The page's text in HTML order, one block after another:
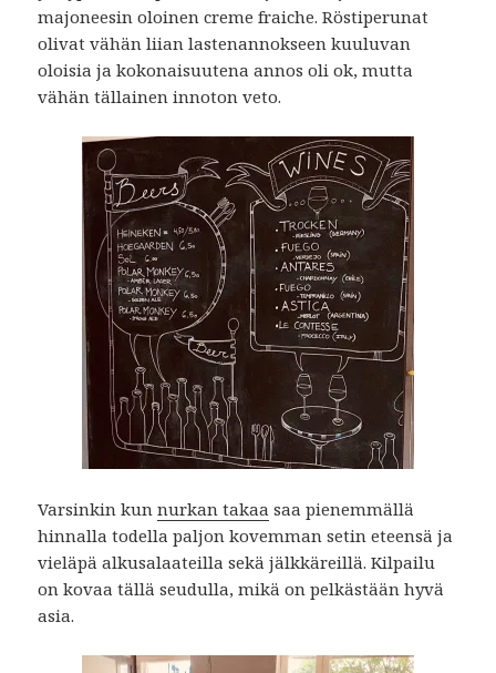
majoneesin oloinen creme fraiche. Röstiperunat
olivat vähän liian lastenannokseen kuuluvan
oloisia ja kokonaisuutena annos oli ok, mutta
vähän tällainen innoton veto.
Varsinkin kunnurkan takaa saa pienemmällä
hinnalla todella paljon kovemman setin eteensä ja
vieläpä alkusalaateilla sekä jälkkäreillä. Kilpailu
on kovaa tällä seudulla, mikä on pelkästään hyvä
asia.